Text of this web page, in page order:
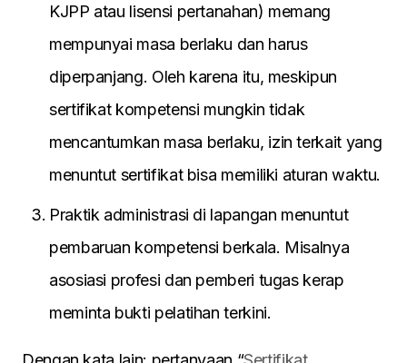
KJPP atau lisensi pertanahan) memang
mempunyai masa berlaku dan harus
diperpanjang. Oleh karena itu, meskipun
sertifikat kompetensi mungkin tidak
mencantumkan masa berlaku, izin terkait yang
menuntut sertifikat bisa memiliki aturan waktu.
Praktik administrasi di lapangan menuntut
pembaruan kompetensi berkala. Misalnya
asosiasi profesi dan pemberi tugas kerap
meminta bukti pelatihan terkini.